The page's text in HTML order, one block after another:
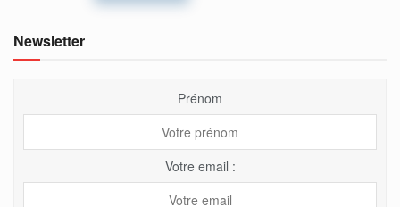
Newsletter
Prénom
Votre email :